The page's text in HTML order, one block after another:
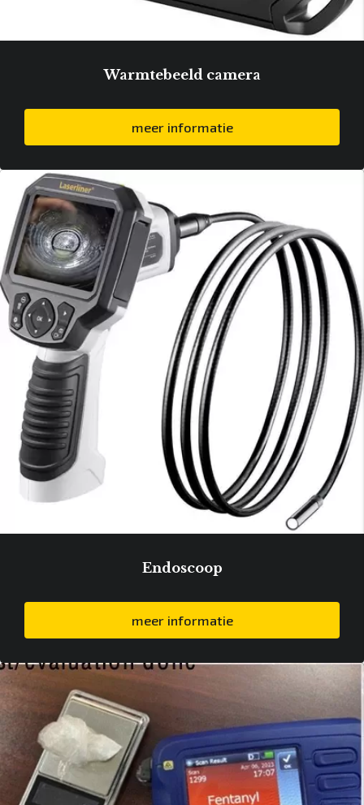
Warmtebeeld camera
meer informatie
Endoscoop
meer informatie